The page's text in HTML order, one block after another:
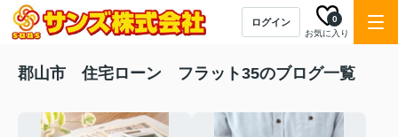
ログイン
お気に入り
0
郡山市 住宅ローン フラット35のブログ一覧